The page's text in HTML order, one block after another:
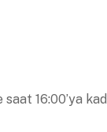
saat 16:00’ya